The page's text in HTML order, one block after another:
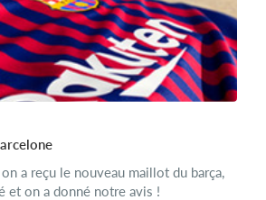
a reçu le nouveau maillot du barça,
et on a donné notre avis !